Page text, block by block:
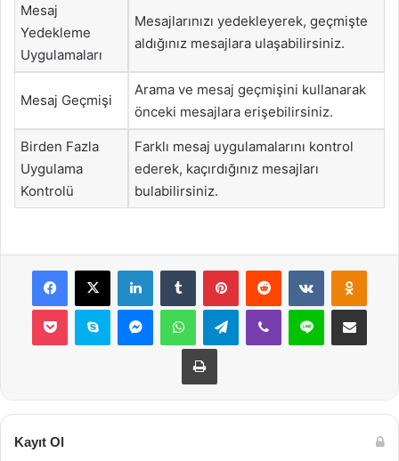
Mesaj
Yedekleme
Uygulamaları
Mesajlarınızı yedekleyerek, geçmişte
aldığınız mesajlara ulaşabilirsiniz.
Mesaj Geçmişi
Arama ve mesaj geçmişini kullanarak
önceki mesajlara erişebilirsiniz.
Birden Fazla
Uygulama
Kontrolü
Farklı mesaj uygulamalarını kontrol
ederek, kaçırdığınız mesajları
bulabilirsiniz.
Facebook
X LinkedInTumblr PinterestReddit VKontakte
Pocket Skype MessengerWhatsAppTelegramViber Line E-Posta ile
Yazdır
Kayıt Ol